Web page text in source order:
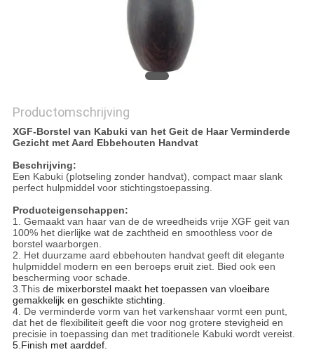
Productomschrijving
XGF-Borstel van Kabuki van het Geit de Haar Verminderde
Gezicht met Aard Ebbehouten Handvat
Beschrijving:
Een Kabuki (plotseling zonder handvat), compact maar slank
perfect hulpmiddel voor stichtingstoepassing.
Producteigenschappen:
1. Gemaakt van haar van de de wreedheids vrije XGF geit van
100% het dierlijke wat de zachtheid en smoothless voor de
borstel waarborgen.
2. Het duurzame aard ebbehouten handvat geeft dit elegante
hulpmiddel modern en een beroeps eruit ziet. Bied ook een
bescherming voor schade.
3.This de mixerborstel maakt het toepassen van vloeibare
gemakkelijk en geschikte stichting.
4. De verminderde vorm van het varkenshaar vormt een punt,
dat het de flexibiliteit geeft die voor nog grotere stevigheid en
precisie in toepassing dan met traditionele Kabuki wordt vereist.
5.Finish met aarddef.